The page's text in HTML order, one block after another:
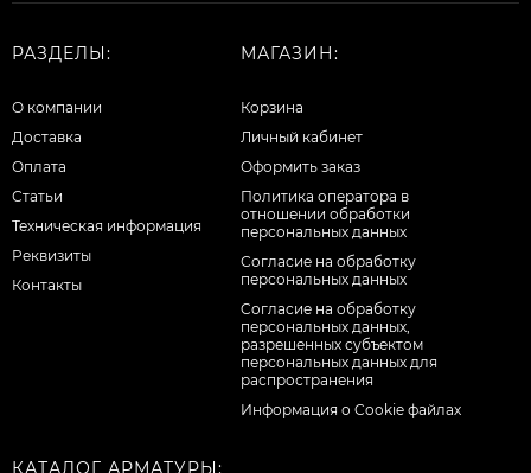
РАЗДЕЛЫ:
О компании
Доставка
Оплата
Статьи
Техническая информация
Реквизиты
Контакты
МАГАЗИН:
Корзина
Личный кабинет
Оформить заказ
Политика оператора в
отношении обработки
персональных данных
Согласие на обработку
персональных данных
Cогласие на обработку
персональных данных,
разрешенных субъектом
персональных данных для
распространения
Информация о Cookie файлах
КАТАЛОГ АРМАТУРЫ: